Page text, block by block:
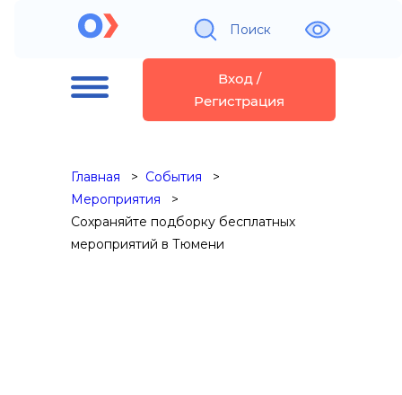
Поиск
Вход /
Регистрация
Главная
События
Мероприятия
Сохраняйте подборку бесплатных
мероприятий в Тюмени